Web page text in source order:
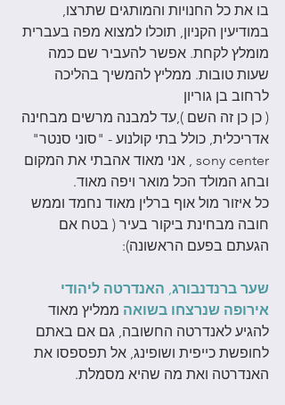
בו את כל החנויות והמותגים שתרצו,
במודיעין הקניון, תוכלו למצוא מפה בעברית
מומלץ לקחת. אפשר להעביר שם כמה
שעות טובות. ממליץ להמשיך בהליכה
לרחוב בן גוריון
( כן כן זה השם ),עד למבנה מרשים מבחינה
אדריכלית, כולל בתי קולנוע - "סוני סנטר"
sony center , אני מאוד אהבתי את המקום
ובחג המולד הכל מואר ויפה מאוד.
כל איזור מול אוף ברלין מאוד נחמד וממש
חובה מבחינת ביקור בעיר ( בטח אם
הגעתם בפעם הראשונה):
שער ברנדנבורג האנדרטה ליהודי
אירופה שנרצחו בשואה ממליץ מאוד
להגיע לאנדרטה החשובה, גם אם באתם
לחופשת כייפית ושופינג, אל תפספסו את
האנדרטה ואת מה שהיא מסמלת.